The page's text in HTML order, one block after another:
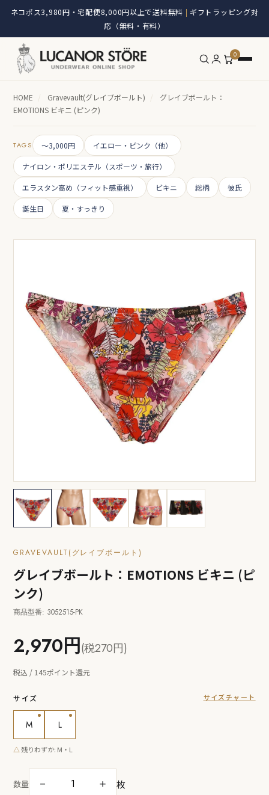
ネコポス3,980円・宅配便8,000円以上で送料無料 | ギフトラッピング対
応（無料・有料）
0
HOME / Gravevault(グレイブボールト) /
グレイブボールト：
EMOTIONS ビキニ (ピンク)
TAGS ～3,000円 イエロー・ピンク（他）
ナイロン・ポリエステル（スポーツ・旅行）
エラスタン高め（フィット感重視） ビキニ 総柄 彼氏
誕生日 夏・すっきり
GRAVEVAULT(グレイブボールト)
グレイブボールト：EMOTIONS ビキニ (ピ
ンク)
商品型番: 3052515-PK
2,970円(税270円)
税込 / 145ポイント還元
サイズ サイズチャート
M L
△残りわずか: M・L
数量 － ＋ 枚